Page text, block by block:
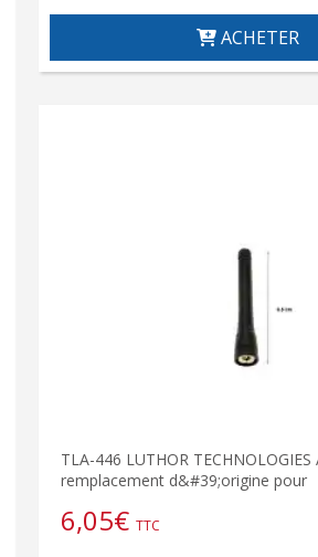
ACHETER
TLA-446 LUTHOR
remplacement d&#39;origine pour
6,05€ TTC